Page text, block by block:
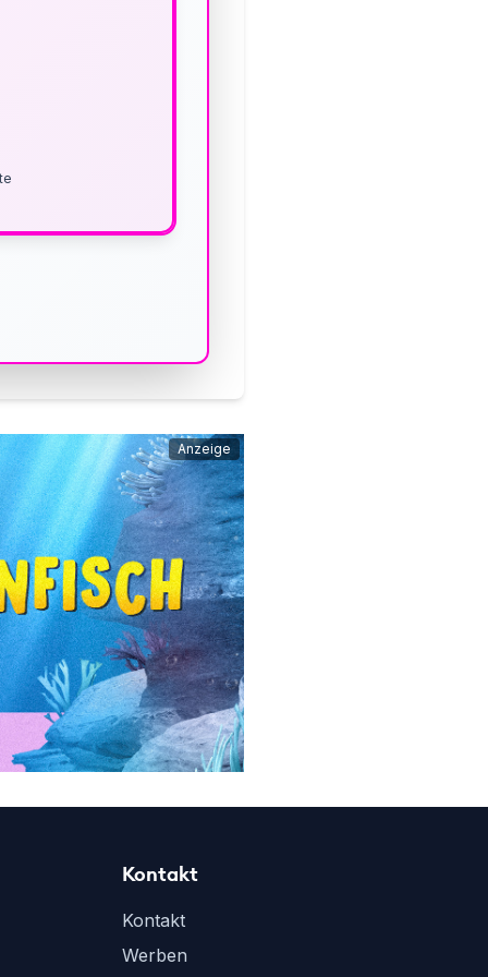
Anzeige
Kontakt
Kontakt
Werben